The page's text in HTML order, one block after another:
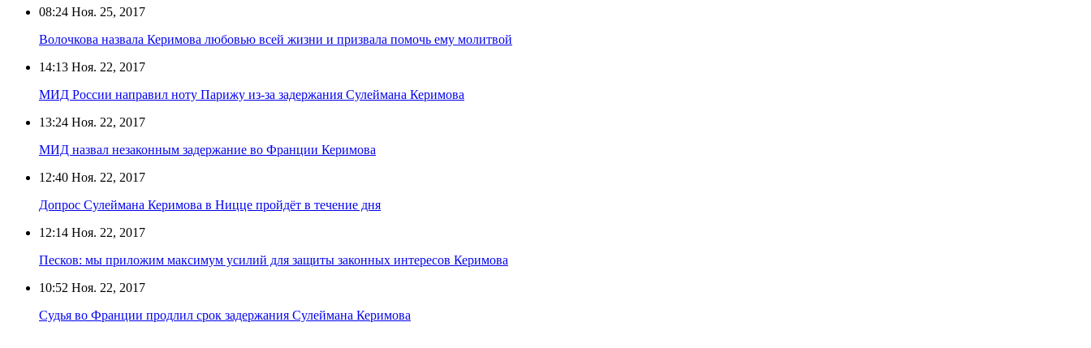
08:24 Ноя. 25, 2017
Волочкова назвала Керимова любовью всей жизни и призвала помочь ему молитвой
14:13 Ноя. 22, 2017
МИД России направил ноту Парижу из-за задержания Сулеймана Керимова
13:24 Ноя. 22, 2017
МИД назвал незаконным задержание во Франции Керимова
12:40 Ноя. 22, 2017
Допрос Сулеймана Керимова в Ницце пройдёт в течение дня
12:14 Ноя. 22, 2017
Песков: мы приложим максимум усилий для защиты законных интересов Керимова
10:52 Ноя. 22, 2017
Судья во Франции продлил срок задержания Сулеймана Керимова